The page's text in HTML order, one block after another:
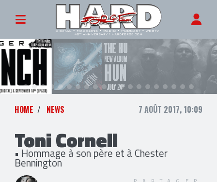
HOME NEWS 7 AOÛT 2017, 10:09
Toni Cornell
• Hommage à son père et à Chester
Bennington